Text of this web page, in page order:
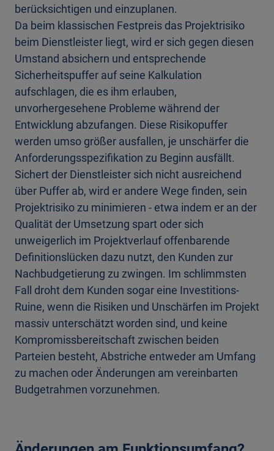
berücksichtigen und einzuplanen.
Da beim klassischen Festpreis das Projektrisiko
beim Dienstleister liegt, wird er sich gegen diesen
Umstand absichern und entsprechende
Sicherheitspuffer auf seine Kalkulation
aufschlagen, die es ihm erlauben,
unvorhergesehene Probleme während der
Entwicklung abzufangen. Diese Risikopuffer
werden umso größer ausfallen, je unschärfer die
Anforderungsspezifikation zu Beginn ausfällt.
Sichert der Dienstleister sich nicht ausreichend
über Puffer ab, wird er andere Wege finden, sein
Projektrisiko zu minimieren - etwa indem er an der
Qualität der Umsetzung spart oder sich
unweigerlich im Projektverlauf offenbarende
Definitionslücken dazu nutzt, den Kunden zur
Nachbudgetierung zu zwingen. Im schlimmsten
Fall droht dem Kunden sogar eine Investitions-
Ruine, wenn die Risiken und Unschärfen im Projekt
massiv unterschätzt worden sind, und keine
Kompromissbereitschaft zwischen beiden
Parteien besteht, Abstriche entweder am Umfang
zu machen oder Änderungen am vereinbarten
Budgetrahmen vorzunehmen.